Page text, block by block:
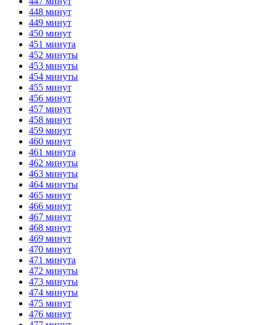
448 минут
449 минут
450 минут
451 минута
452 минуты
453 минуты
454 минуты
455 минут
456 минут
457 минут
458 минут
459 минут
460 минут
461 минута
462 минуты
463 минуты
464 минуты
465 минут
466 минут
467 минут
468 минут
469 минут
470 минут
471 минута
472 минуты
473 минуты
474 минуты
475 минут
476 минут